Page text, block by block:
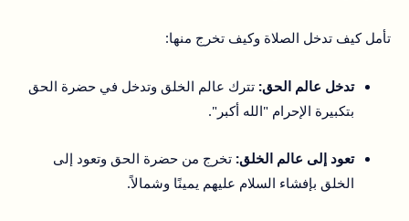
تأمل كيف تدخل الصلاة وكيف تخرج منها:
تدخل عالم الحق: تترك عالم الخلق وتدخل في حضرة الحق
بتكبيرة الإحرام "الله أكبر".
تعود إلى عالم الخلق: تخرج من حضرة الحق وتعود إلى
الخلق بإفشاء السلام عليهم يمينًا وشمالاً.